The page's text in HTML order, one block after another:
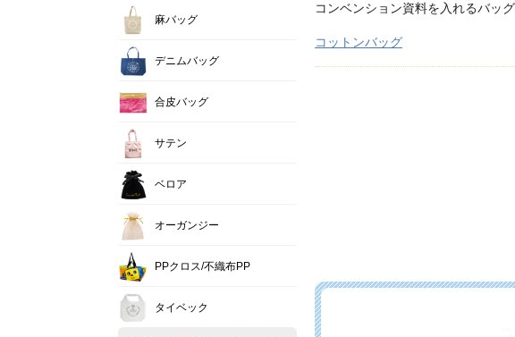
コンベンション資料を入れるバッグ
コットンバッグ
麻バッグ
デニムバッグ
合皮バッグ
サテン
ベロア
オーガンジー
PPクロス/不織布PP
タイベック